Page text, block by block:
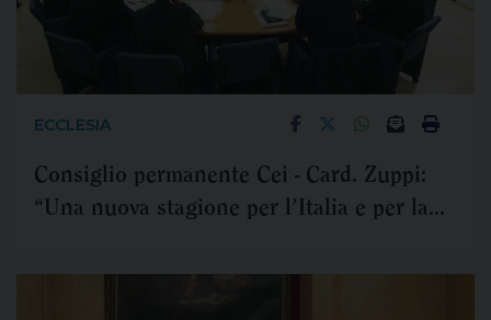
ECCLESIA
Consiglio permanente Cei - Card. Zuppi:
“Una nuova stagione per l’Italia e per la